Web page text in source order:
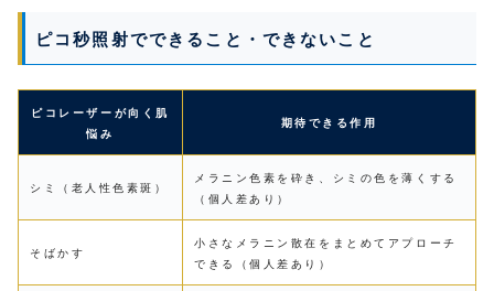
ピコ秒照射でできること・できないこと
ピコレーザーが向く肌
悩み
期待できる作用
シミ（老人性色素斑）
メラニン色素を砕き、シミの色を薄くする
（個人差あり）
そばかす
小さなメラニン散在をまとめてアプローチ
できる（個人差あり）